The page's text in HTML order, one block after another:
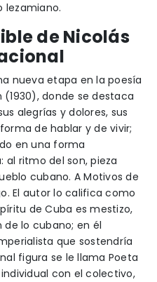
lezamiano.
de Nicolás
nueva etapa en la poesía
donde se destaca
alegrías y dolores, sus
de hablar y de vivir;
en una forma
ritmo del son, pieza
cubano. A Motivos de
El autor lo califica como
de Cuba es mestizo,
lo cubano; en él
que sostendría
figura se le llama Poeta
con el colectivo,